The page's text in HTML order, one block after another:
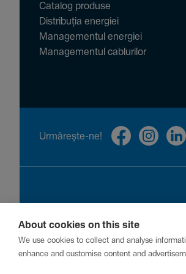
Catalog produse
Distribuția energiei
Managementul energiei
Managementul cablurilor
Urmă­rește-ne!
Privacy Cookies
About cookies on this site
We use cookies to collect and analyse
enhance and customise content and